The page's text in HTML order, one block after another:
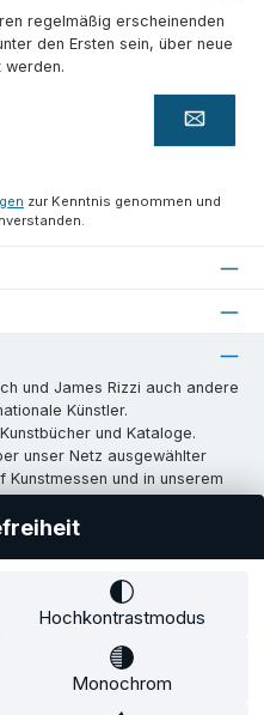
regelmäßig erscheinenden
den Ersten sein, über neue
werden.
zur Kenntnis genommen und
und James Rizzi auch andere
Künstler.
und Kataloge.
unser Netz ausgewählter
und in unserem
Ausstellungen und
Hochkontrastmodus
Monochrom